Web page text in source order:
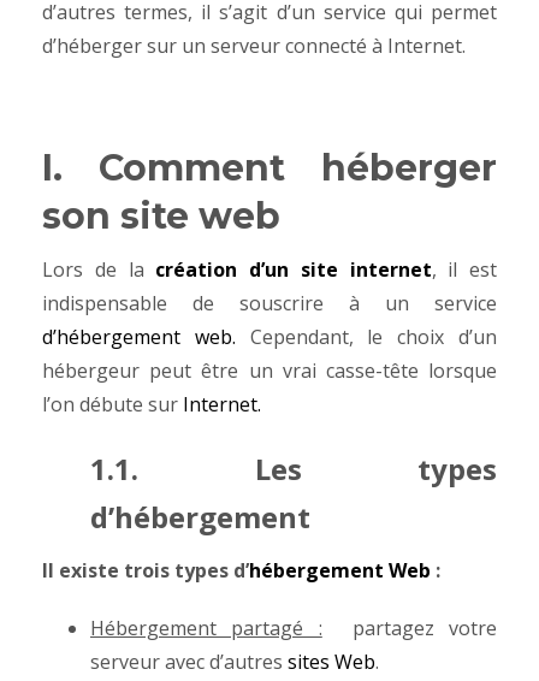
d’autres termes, il s’agit d’un service qui permet
d’héberger sur un serveur connecté à Internet.
I. Comment héberger
son site web
Lors de la création d’un site internet, il est
indispensable de souscrire à un service
d’hébergement web. Cependant, le choix d’un
hébergeur peut être un vrai casse-tête lorsque
l’on débute sur Internet.
1.1. Les types
d’hébergement
Il existe trois types d’hébergement Web :
Hébergement partagé : partagez votre
serveur avec d’autres sites Web.